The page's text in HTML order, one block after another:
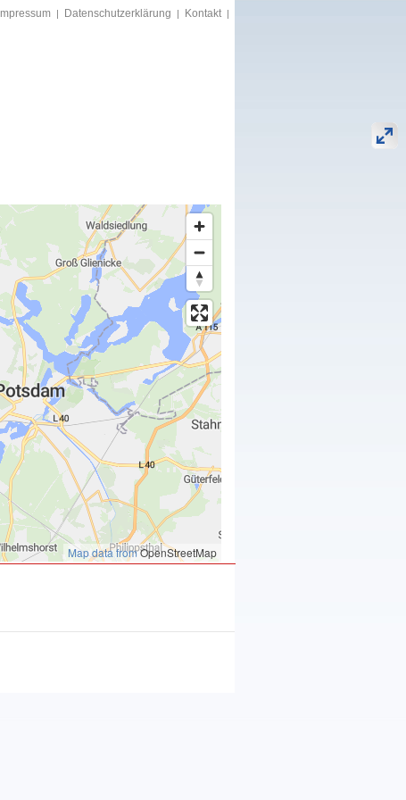
Impressum | Datenschutzerklärung | Kontakt |
Map data fromOpenStreetMap